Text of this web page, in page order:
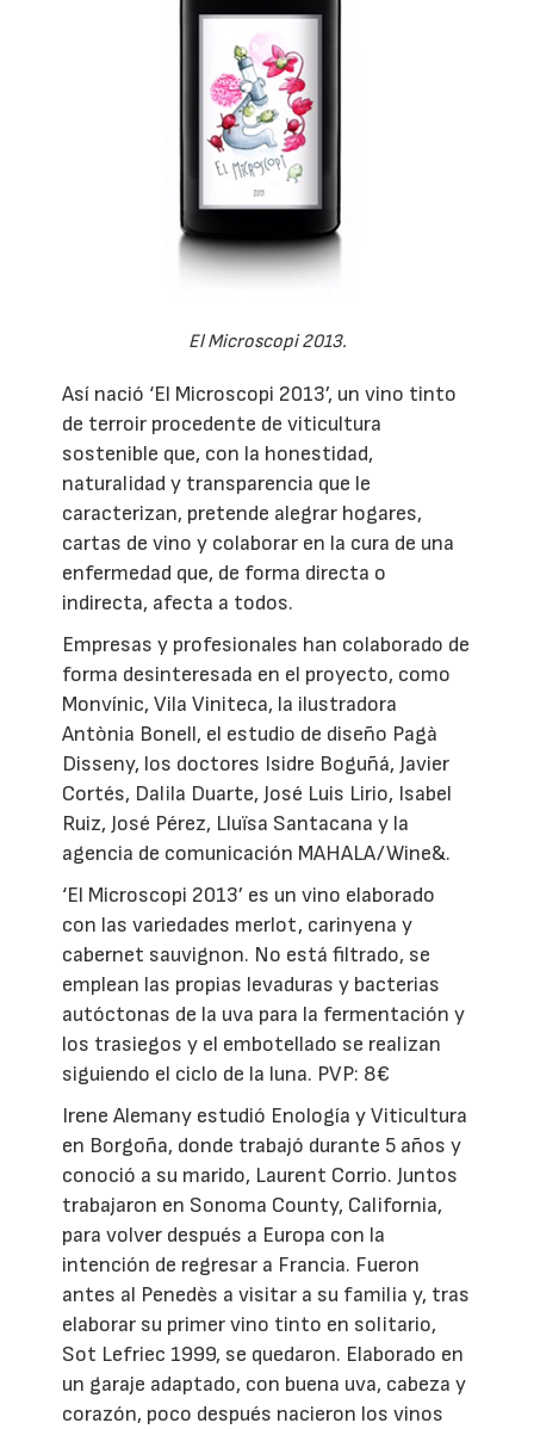
El Microscopi 2013.
Así nació ‘El Microscopi 2013’, un vino tinto
de terroir procedente de viticultura
sostenible que, con la honestidad,
naturalidad y transparencia que le
caracterizan, pretende alegrar hogares,
cartas de vino y colaborar en la cura de una
enfermedad que, de forma directa o
indirecta, afecta a todos.
Empresas y profesionales han colaborado de
forma desinteresada en el proyecto, como
Monvínic, Vila Viniteca, la ilustradora
Antònia Bonell, el estudio de diseño Pagà
Disseny, los doctores Isidre Boguñá, Javier
Cortés, Dalila Duarte, José Luis Lirio, Isabel
Ruiz, José Pérez, Lluïsa Santacana y la
agencia de comunicación MAHALA/Wine&.
‘El Microscopi 2013’ es un vino elaborado
con las variedades merlot, carinyena y
cabernet sauvignon. No está filtrado, se
emplean las propias levaduras y bacterias
autóctonas de la uva para la fermentación y
los trasiegos y el embotellado se realizan
siguiendo el ciclo de la luna. PVP: 8€
Irene Alemany estudió Enología y Viticultura
en Borgoña, donde trabajó durante 5 años y
conoció a su marido, Laurent Corrio. Juntos
trabajaron en Sonoma County, California,
para volver después a Europa con la
intención de regresar a Francia. Fueron
antes al Penedès a visitar a su familia y, tras
elaborar su primer vino tinto en solitario,
Sot Lefriec 1999, se quedaron. Elaborado en
un garaje adaptado, con buena uva, cabeza y
corazón, poco después nacieron los vinos